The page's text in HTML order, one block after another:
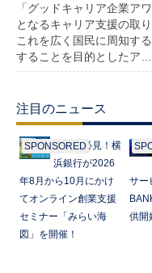
「グッドキャリア企業ア
となるキャリア支援の取
これを広く国民に周知す
することを目的としたア…
注目のニュース
SPONSORED起業家必見！横
浜銀行が2026
年8月から10月にかけ
てオンライン創業支援
セミナー「みらい海
図」を開催！
サー
供開